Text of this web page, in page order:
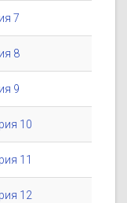
7
8
9
10
11
12